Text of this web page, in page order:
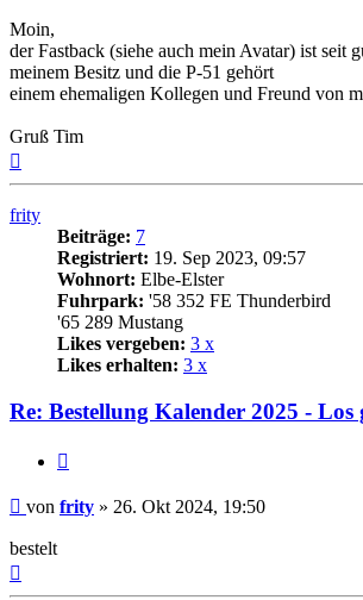
Moin,
der Fastback (siehe auch mein Avatar) ist seit
meinem Besitz und die P-51 gehört
einem ehemaligen Kollegen und Freund von
Gruß Tim
oben
frity
Beiträge: 7
Registriert: 19. Sep 2023, 09:57
Wohnort: Elbe-Elster
Fuhrpark: '58 352 FE Thunderbird
'65 289 Mustang
Likes vergeben: 3 x
Likes erhalten: 3 x
Re: Bestellung Kalender 2025 - Los
Beitrag
von frity » 26. Okt 2024, 19:50
bestelt